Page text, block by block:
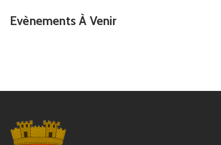
Evènements À Venir